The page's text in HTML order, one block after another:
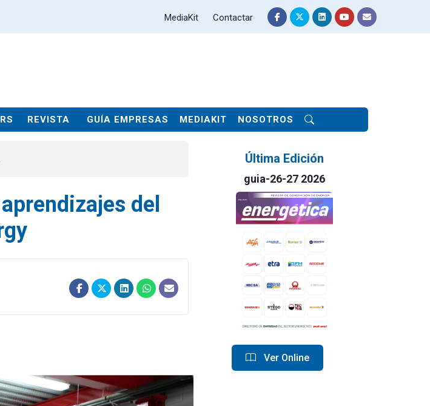
MediaKit Contactar
REVISTA GUÍA EMPRESAS MEDIAKIT NOSOTROS
del
Última Edición
guia-26-27 2026
Ver Online